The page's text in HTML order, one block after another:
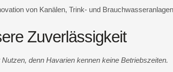
von Kanälen, Trink- und
Zuverlässigkeit
Nutzen, denn Havarien kennen keine Betriebszeiten.